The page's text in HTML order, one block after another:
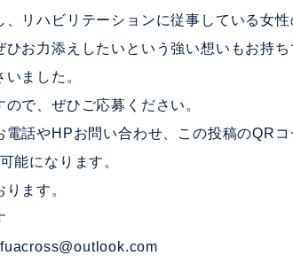
、リハビリテーションに従事している女
ひお力添えしたいという強い想いもお持
ました。
で、ぜひご応募ください。
電話やHPお問い合わせ、この投稿のQR
能になります。
ます。